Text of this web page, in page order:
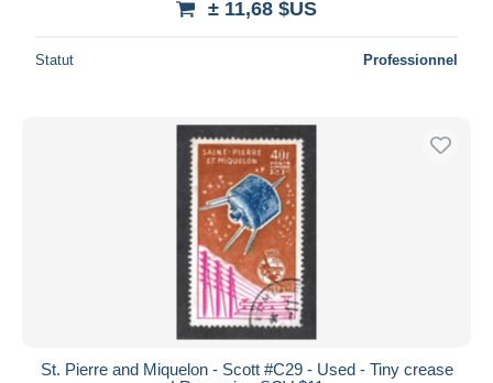
± 11,68 $US
Statut Professionnel
St. Pierre and Miquelon - Scott #C29 - Used - Tiny crease